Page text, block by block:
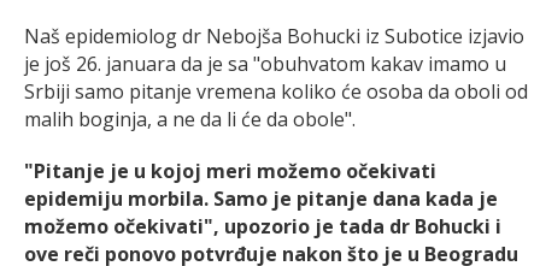
Naš epidemiolog dr Nebojša Bohucki iz Subotice izjavio
je još 26. januara da je sa "obuhvatom kakav imamo u
Srbiji samo pitanje vremena koliko će osoba da oboli od
malih boginja, a ne da li će da obole".
"Pitanje je u kojoj meri možemo očekivati
epidemiju morbila. Samo je pitanje dana kada je
možemo očekivati", upozorio je tada dr Bohucki i
ove reči ponovo potvrđuje nakon što je u Beogradu